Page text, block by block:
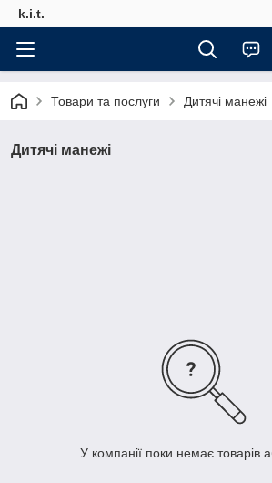
k.i.t.
Товари та послуги Дитячі манежі
Дитячі манежі
У компанії поки немає товарів